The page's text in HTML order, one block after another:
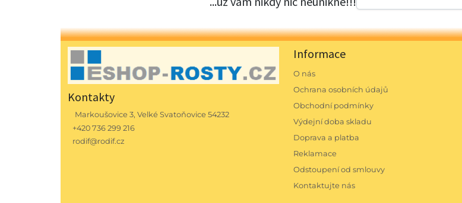
Kontakty
Markoušovice 3, Velké Svatoňovice 54232
+420 736 299 216
rodif@rodif.cz
Informace
O nás
Ochrana osobních údajů
Obchodní podmínky
Výdejní doba skladu
Doprava a platba
Reklamace
Odstoupení od smlouvy
Kontaktujte nás